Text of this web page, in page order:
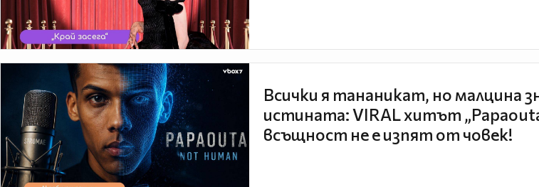
Всички я тананикат, но малцина
истината: VIRAL хитът
всъщност не е изпят от човек!